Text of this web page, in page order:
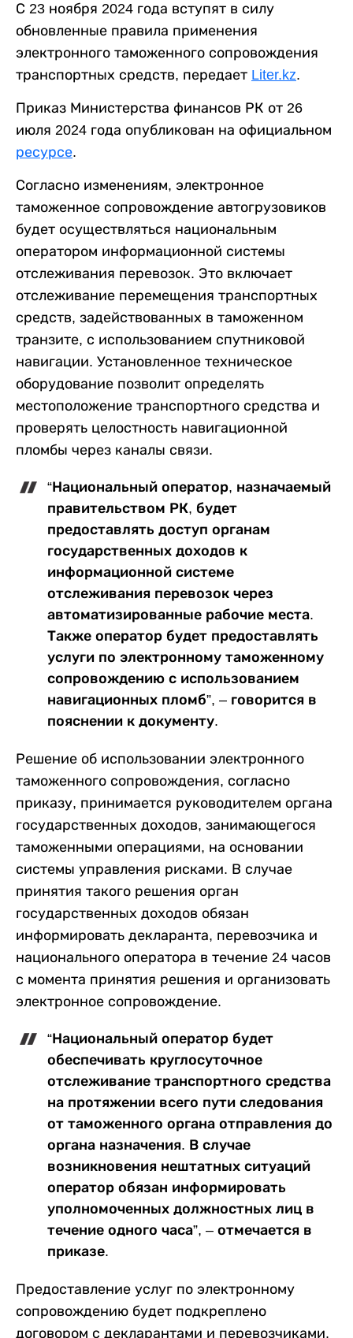
С 23 ноября 2024 года вступят в силу
обновленные правила применения
электронного таможенного сопровождения
транспортных средств, передает Liter.kz.
Приказ Министерства финансов РК от 26
июля 2024 года опубликован на официальном
ресурсе.
Согласно изменениям, электронное
таможенное сопровождение автогрузовиков
будет осуществляться национальным
оператором информационной системы
отслеживания перевозок. Это включает
отслеживание перемещения транспортных
средств, задействованных в таможенном
транзите, с использованием спутниковой
навигации. Установленное техническое
оборудование позволит определять
местоположение транспортного средства и
проверять целостность навигационной
пломбы через каналы связи.
“Национальный оператор, назначаемый
правительством РК, будет
предоставлять доступ органам
государственных доходов к
информационной системе
отслеживания перевозок через
автоматизированные рабочие места.
Также оператор будет предоставлять
услуги по электронному таможенному
сопровождению с использованием
навигационных пломб”, – говорится в
пояснении к документу.
Решение об использовании электронного
таможенного сопровождения, согласно
приказу, принимается руководителем органа
государственных доходов, занимающегося
таможенными операциями, на основании
системы управления рисками. В случае
принятия такого решения орган
государственных доходов обязан
информировать декларанта, перевозчика и
национального оператора в течение 24 часов
с момента принятия решения и организовать
электронное сопровождение.
“Национальный оператор будет
обеспечивать круглосуточное
отслеживание транспортного средства
на протяжении всего пути следования
от таможенного органа отправления до
органа назначения. В случае
возникновения нештатных ситуаций
оператор обязан информировать
уполномоченных должностных лиц в
течение одного часа”, – отмечается в
приказе.
Предоставление услуг по электронному
сопровождению будет подкреплено
договором с декларантами и перевозчиками.